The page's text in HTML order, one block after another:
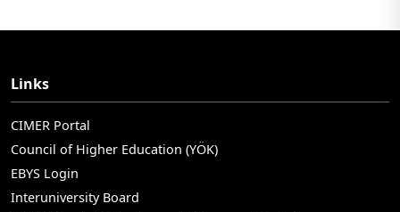
Links
CIMER Portal
Council of Higher Education (YÖK)
EBYS Login
Interuniversity Board